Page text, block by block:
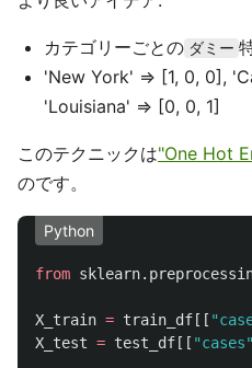
カテゴリーごとの ダミー
'New York' => [1, 0, 0],
'Louisiana' => [0, 0, 1]
このテクニックは"One Hot
のです。
Python
from
X_train = train_df [[ "
X_test = test_df [[ "cases"